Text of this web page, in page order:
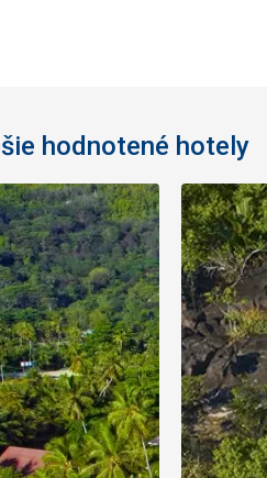
hodnotené hotely